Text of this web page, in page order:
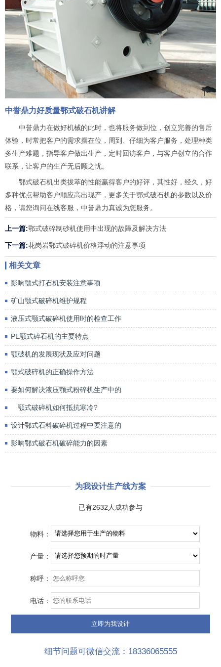
中誉鼎力好质量鄂式破石机讲解
中誉鼎力在做好机械的此时，也将服务做到位，创立完善的售后
体验，时常把客户的需求摆在位，周到、仔细为客户服务，处理种类
多生产难题，指导客户做出生产，定时回访客户，与客户创立的合作
联系，让客户的生产无后顾之忧。
鄂式破石机出类拔萃的性能赢得客户的好评，其性好，经久，好
多种优点帮助客户顺应高出现产，更多关于鄂式破石机的参数以及价
格，请您询问在线客服，中誉鼎力真诚为您服务。
上一篇:鄂式破碎制砂机使用中出现的故障及解决方法
下一篇:花岗岩鄂式破碎机价格浮动的注意事项
相关文章
影响颚式打石机安装注意事项
矿山颚式破碎机维护规程
液压式颚式破碎机使用时的检查工作
PE颚式碎石机的主要特点
颚破机的发展现状及应对问题
颚式破碎机的正确操作方法
要如何解决液压颚式粉碎机生产中的
颚式破碎机如何抵抗寒冷?
设计鄂式石料破碎机过程中要注意的
影响鄂式破石机破碎能力的因素
为我设计生产线方案
已有2632人成功参与
物料：
产量：
称呼：
电话：
细节问题可微信交流：18336065555